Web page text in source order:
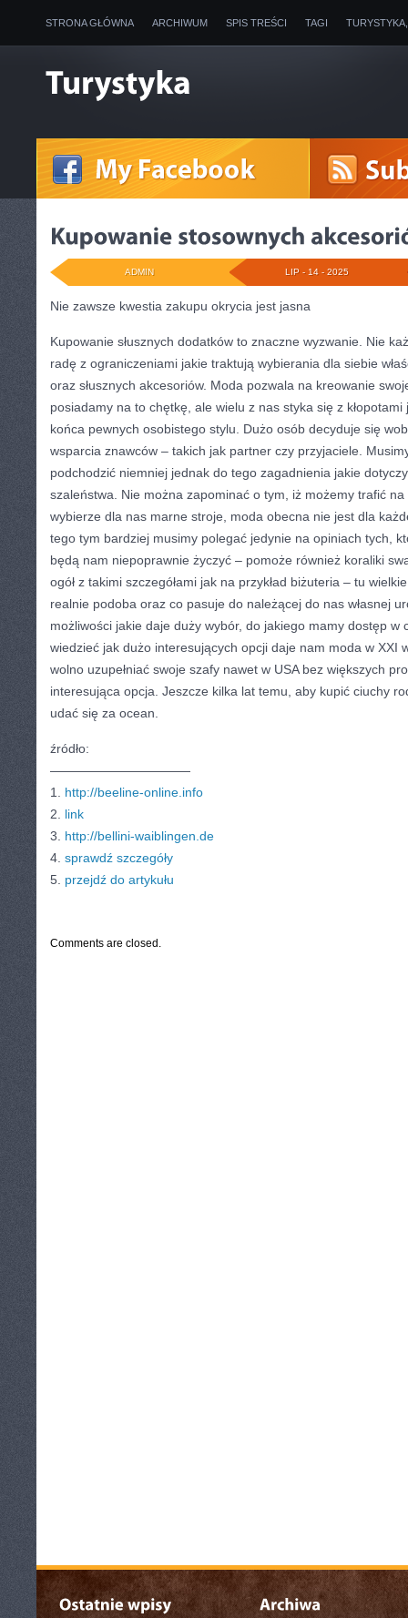
STRONA GŁÓWNA ARCHIWUM SPIS TREŚCI TAGI
LIP - 14 - 2025
ADMIN
Nie zawsze kwestia zakupu okrycia jest jasna
Kupowanie słusznych dodatków to znaczne wyzwanie. Nie
radę z ograniczeniami jakie traktują wybierania dla siebie
oraz słusznych akcesoriów. Moda pozwala na kreowanie
posiadamy na to chętkę, ale wielu z nas styka się z
końca pewnych osobistego stylu. Dużo osób decyduje się
wsparcia znawców – takich jak partner czy przyjaciele.
podchodzić niemniej jednak do tego zagadnienia jakie
szaleństwa. Nie można zapominać o tym, iż możemy trafić na
wybierze dla nas marne stroje, moda obecna nie jest dla
tego tym bardziej musimy polegać jedynie na opiniach tych,
będą nam niepoprawnie życzyć – pomoże również koraliki
ogół z takimi szczegółami jak na przykład biżuteria – tu
realnie podoba oraz co pasuje do należącej do nas własnej
możliwości jakie daje duży wybór, do jakiego mamy dostęp w
wiedzieć jak dużo interesujących opcji daje nam moda w XXI
wolno uzupełniać swoje szafy nawet w USA bez większych
interesująca opcja. Jeszcze kilka lat temu, aby kupić ciuchy
udać się za ocean.
źródło:
———————————
1. http://beeline-online.info
2. link
3. http://bellini-waiblingen.de
4. sprawdź szczegóły
5. przejdź do artykułu
Comments are closed.